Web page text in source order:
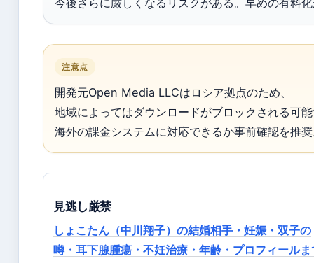
今後さらに厳しくなるリスクがある。早めの有料
注意点
開発元Open Media LLCはロシア拠点のため、
地域によってはダウンロードがブロックされる可
海外の課金システムに対応できるか事前確認を推
見逃し厳禁
しょこたん（中川翔子）の結婚相手・妊娠・双子の
噂・耳下腺腫瘍・不妊治療・年齢・プロフィールま